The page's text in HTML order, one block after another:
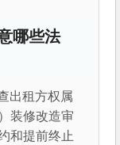
哪些法
出租方权属
装修改造审
和提前终止